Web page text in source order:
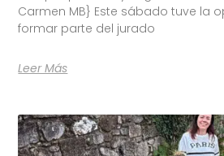
Carmen MB} Este sábado tuve la
formar parte del jurado
Leer Más